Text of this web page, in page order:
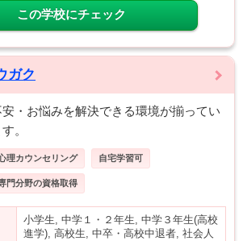
この学校にチェック
ガク
安・お悩みを解決できる環境が揃ってい
。
理カウンセリング 自宅学習可
門分野の資格取得
小学生, 中学１・２年生, 中学３年生(高校
進学), 高校生, 中卒・高校中退者, 社会人